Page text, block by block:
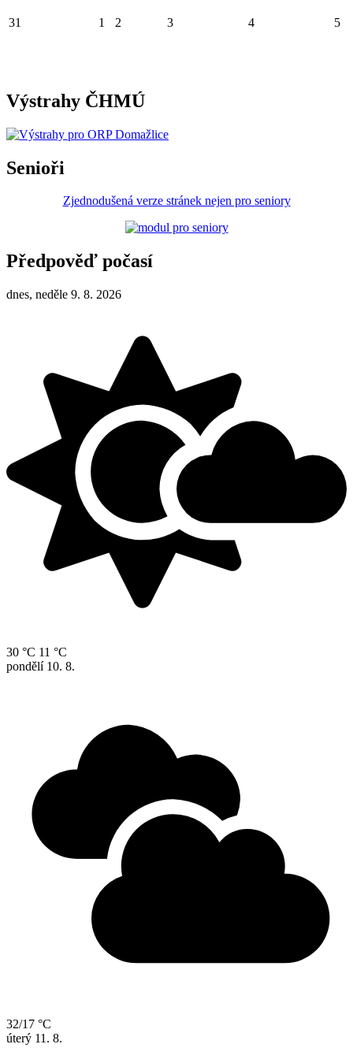
31 1 2 3 4 5
Výstrahy ČHMÚ
Senioři
Zjednodušená verze stránek nejen pro seniory
Předpověď počasí
dnes, neděle 9. 8. 2026
30 °C 11 °C
pondělí 10. 8.
32/17 °C
úterý 11. 8.